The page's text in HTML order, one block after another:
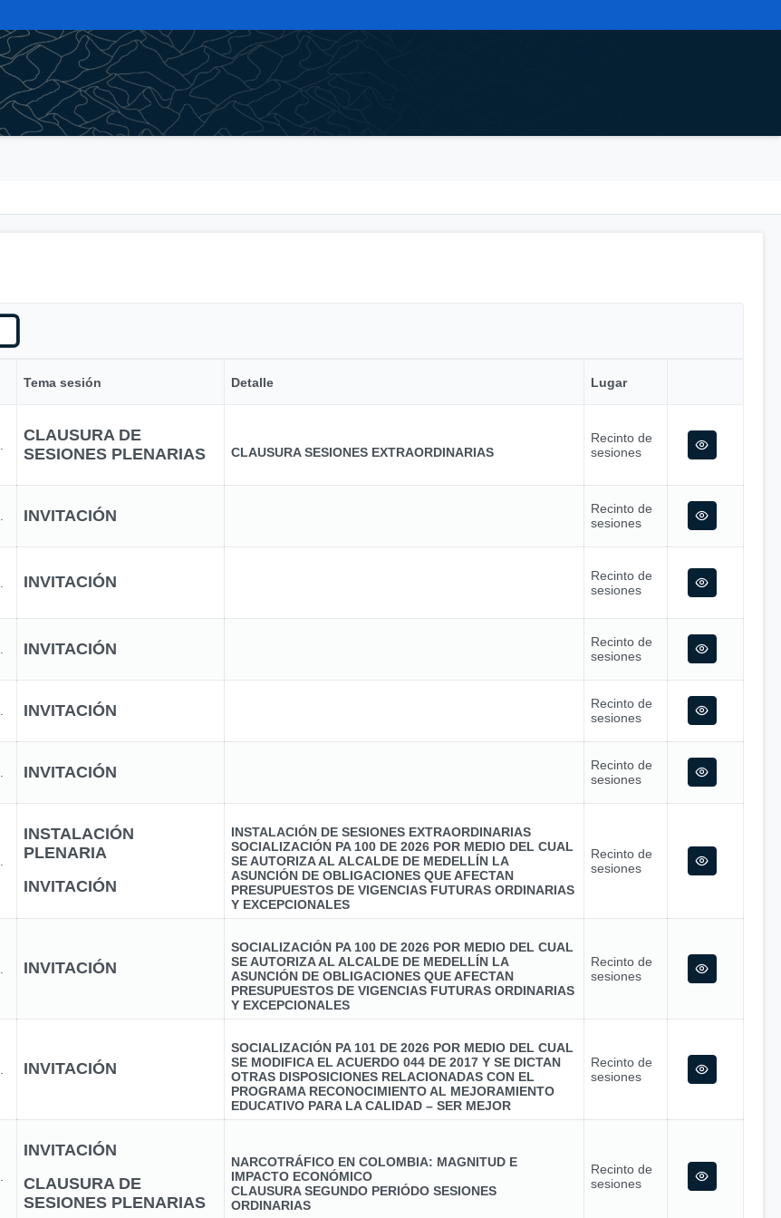
Tema sesión Detalle Lugar
CLAUSURA DE
SESIONES PLENARIAS
CLAUSURA SESIONES EXTRAORDINARIAS
Recinto de
sesiones
INVITACIÓN
Recinto de
sesiones
INVITACIÓN
Recinto de
sesiones
INVITACIÓN
Recinto de
sesiones
INVITACIÓN
Recinto de
sesiones
INVITACIÓN
Recinto de
sesiones
INSTALACIÓN
PLENARIA
INVITACIÓN
INSTALACIÓN DE SESIONES EXTRAORDINARIAS
SOCIALIZACIÓN PA 100 DE 2026 POR MEDIO DEL CUAL
SE AUTORIZA AL ALCALDE DE MEDELLÍN LA
ASUNCIÓN DE OBLIGACIONES QUE AFECTAN
PRESUPUESTOS DE VIGENCIAS FUTURAS ORDINARIAS
Y EXCEPCIONALES
Recinto de
sesiones
INVITACIÓN
SOCIALIZACIÓN PA 100 DE 2026 POR MEDIO DEL CUAL
SE AUTORIZA AL ALCALDE DE MEDELLÍN LA
ASUNCIÓN DE OBLIGACIONES QUE AFECTAN
PRESUPUESTOS DE VIGENCIAS FUTURAS ORDINARIAS
Y EXCEPCIONALES
Recinto de
sesiones
INVITACIÓN
SOCIALIZACIÓN PA 101 DE 2026 POR MEDIO DEL CUAL
SE MODIFICA EL ACUERDO 044 DE 2017 Y SE DICTAN
OTRAS DISPOSICIONES RELACIONADAS CON EL
PROGRAMA RECONOCIMIENTO AL MEJORAMIENTO
EDUCATIVO PARA LA CALIDAD – SER MEJOR
Recinto de
sesiones
INVITACIÓN
CLAUSURA DE
SESIONES PLENARIAS
NARCOTRÁFICO EN COLOMBIA: MAGNITUD E
IMPACTO ECONÓMICO
CLAUSURA SEGUNDO PERIÓDO SESIONES
ORDINARIAS
Recinto de
sesiones